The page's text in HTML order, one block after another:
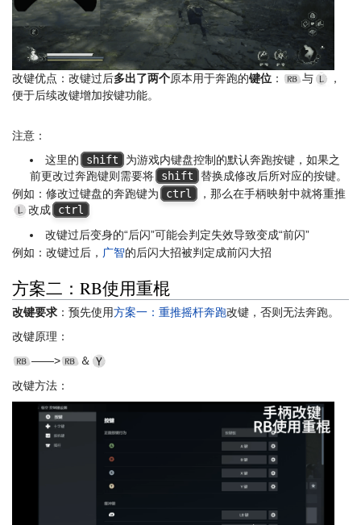
改键优点：改键过后多出了两个原本用于奔跑的键位 ： 与
，
便于后续改键增加按键功能。
注意：
这里的
shift
为游戏内键盘控制的默认奔跑按键，如果之
前更改过奔跑键则需要将
shift
替换成修改后所对应的按键。
例如：修改过键盘的奔跑键为
ctrl
，那么在手柄映射中就将重推
改成
ctrl
改键过后变身的“后闪”可能会判定失效导致变成“前闪”
例如：改键过后， 广智的后闪大招被判定成前闪大招
方案二：RB使用重棍
改键要求 ：预先使用方案一：重推摇杆奔跑改键，否则无法奔跑。
改键原理：
——>
＆
改键方法：